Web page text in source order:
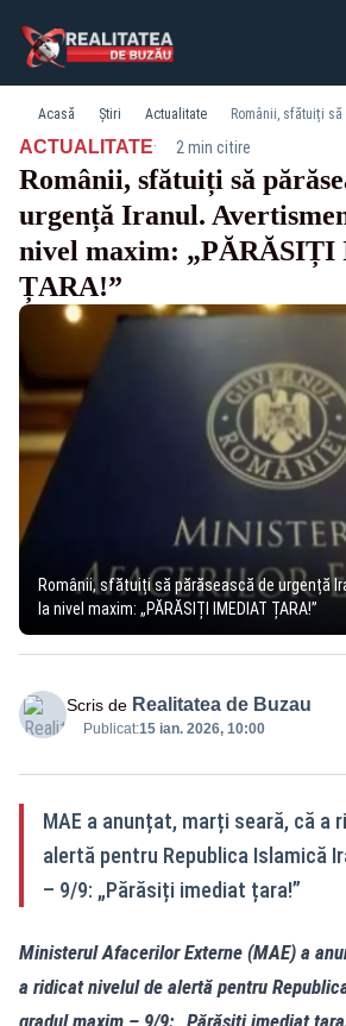
Acasă Știri Actualitate
ACTUALITATE· 2 min citire
Românii, sfătuiți să
urgență Iranul.
nivel maxim:
ȚARA!”
Românii, sfătuiți să părăsească de urgență
la nivel maxim: „PĂRĂSIȚI IMEDIAT ȚARA!”
Scris de Realitatea de Buzau
Publicat:15 ian. 2026, 10:00
MAE a anunțat, marți seară, că a
alertă pentru Republica Islamică
– 9/9: „Părăsiți imediat țara!”
Ministerul Afacerilor Externe (MAE) a
a ridicat nivelul de alertă pentru
gradul maxim – 9/9: „Părăsiți imediat